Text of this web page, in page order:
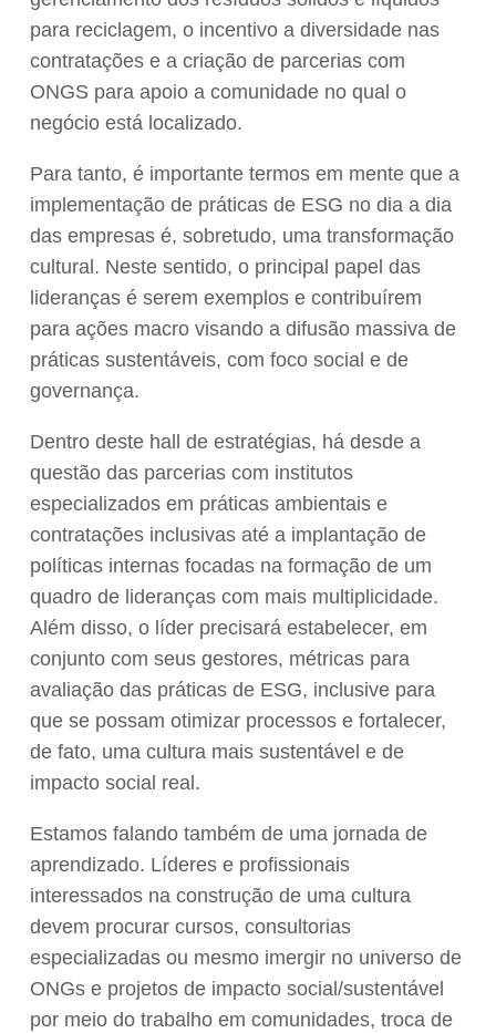
para reciclagem, o incentivo a diversidade nas
contratações e a criação de parcerias com
ONGS para apoio a comunidade no qual o
negócio está localizado.
Para tanto, é importante termos em mente que a
implementação de práticas de ESG no dia a dia
das empresas é, sobretudo, uma transformação
cultural. Neste sentido, o principal papel das
lideranças é serem exemplos e contribuírem
para ações macro visando a difusão massiva de
práticas sustentáveis, com foco social e de
governança.
Dentro deste hall de estratégias, há desde a
questão das parcerias com institutos
especializados em práticas ambientais e
contratações inclusivas até a implantação de
políticas internas focadas na formação de um
quadro de lideranças com mais multiplicidade.
Além disso, o líder precisará estabelecer, em
conjunto com seus gestores, métricas para
avaliação das práticas de ESG, inclusive para
que se possam otimizar processos e fortalecer,
de fato, uma cultura mais sustentável e de
impacto social real.
Estamos falando também de uma jornada de
aprendizado. Líderes e profissionais
interessados na construção de uma cultura
devem procurar cursos, consultorias
especializadas ou mesmo imergir no universo de
ONGs e projetos de impacto social/sustentável
por meio do trabalho em comunidades, troca de